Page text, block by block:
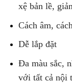
xệ bản lề,
Cách âm,
Dễ lắp đặt
Đa màu sắc,
với tất cả nội